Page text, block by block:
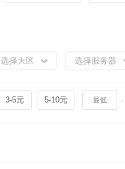
选择大区 选择服务器
3-5元 5-10元 -